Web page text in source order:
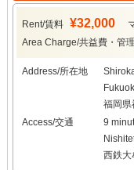
Rent/賃料 ¥32,000
Area Charge/共益費・管
Address/所在地
福岡県
Access/交通
9
西鉄大